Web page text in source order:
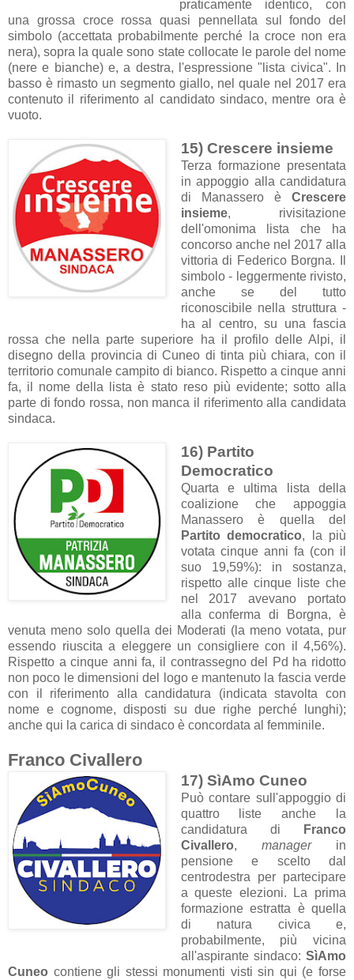
praticamente identico, con
una grossa croce rossa quasi pennellata sul fondo del
simbolo (accettata probabilmente perché la croce non era
nera), sopra la quale sono state collocate le parole del nome
(nere e bianche) e, a destra, l'espressione "lista civica". In
basso è rimasto un segmento giallo, nel quale nel 2017 era
contenuto il riferimento al candidato sindaco, mentre ora è
vuoto.
15) Crescere insieme
Terza formazione presentata
in appoggio alla candidatura
di Manassero è Crescere
insieme, rivisitazione
dell'omonima lista che ha
concorso anche nel 2017 alla
vittoria di Federico Borgna. Il
simbolo - leggermente rivisto,
anche se del tutto
riconoscibile nella struttura -
ha al centro, su una fascia
rossa che nella parte superiore ha il profilo delle Alpi, il
disegno della provincia di Cuneo di tinta più chiara, con il
territorio comunale campito di bianco. Rispetto a cinque anni
fa, il nome della lista è stato reso più evidente; sotto alla
parte di fondo rossa, non manca il riferimento alla candidata
sindaca.
16) Partito
Democratico
Quarta e ultima lista della
coalizione che appoggia
Manassero è quella del
Partito democratico, la più
votata cinque anni fa (con il
suo 19,59%): in sostanza,
rispetto alle cinque liste che
nel 2017 avevano portato
alla conferma di Borgna, è
venuta meno solo quella dei Moderati (la meno votata, pur
essendo riuscita a eleggere un consigliere con il 4,56%).
Rispetto a cinque anni fa, il contrassegno del Pd ha ridotto
non poco le dimensioni del logo e mantenuto la fascia verde
con il riferimento alla candidatura (indicata stavolta con
nome e cognome, disposti su due righe perché lunghi);
anche qui la carica di sindaco è concordata al femminile.
Franco Civallero
17) SìAmo Cuneo
Può contare sull'appoggio di
quattro liste anche la
candidatura di
Franco
Civallero, manager in
pensione e scelto dal
centrodestra per partecipare
a queste elezioni. La prima
formazione estratta è quella
di natura civica e,
probabilmente, più vicina
all'aspirante sindaco: SìAmo
Cuneo contiene gli stessi monumenti visti sin qui (e forse